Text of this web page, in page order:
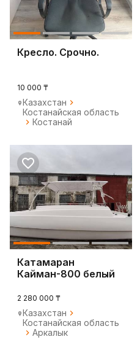
Кресло. Срочно.
10 000 ₸
Казахстан
Костанайская область
Костанай
Катамаран
Кайман-800 белый
2 280 000 ₸
Казахстан
Костанайская область
Аркалык